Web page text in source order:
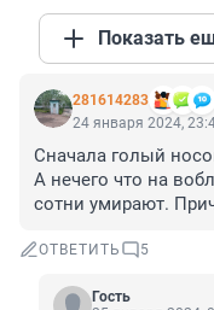
Показать
281614283
24 января 2024,
Сначала голый
А нечего что на
сотни умирают.
ОТВЕТИТЬ 5
Гость